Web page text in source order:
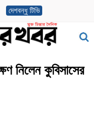
দেশবন্ধু টিভি
নিলেন কুবিসাসের